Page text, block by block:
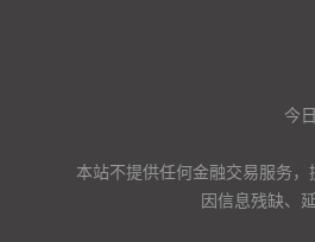
今
本站不提供任何金融交易服务
因信息残缺、